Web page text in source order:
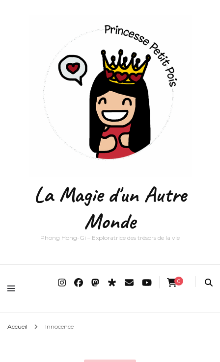
La Magie d'un Autre
Monde
Phong Hong-Gi – Exploratrice des trésors de la vie
0
Accueil Innocence